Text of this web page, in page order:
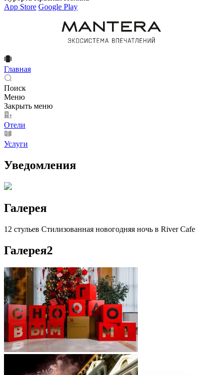
App Store Google Play
Главная
Поиск
Меню
Закрыть меню
Отели
Услуги
Уведомления
Галерея
12 стульев Стилизованная новогодняя ночь в River Cafe
Галерея2